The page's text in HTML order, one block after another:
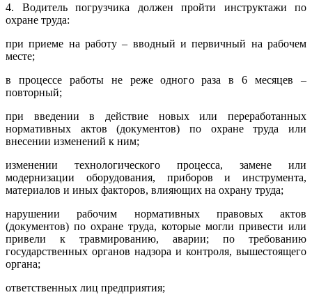
4. Водитель погрузчика должен пройти инструктажи по
охране труда:
при приеме на работу – вводный и первичный на рабочем
месте;
в процессе работы не реже одного раза в 6 месяцев –
повторный;
при введении в действие новых или переработанных
нормативных актов (документов) по охране труда или
внесении изменений к ним;
изменении технологического процесса, замене или
модернизации оборудования, приборов и инструмента,
материалов и иных факторов, влияющих на охрану труда;
нарушении рабочим нормативных правовых актов
(документов) по охране труда, которые могли привести или
привели к травмированию, аварии; по требованию
государственных органов надзора и контроля, вышестоящего
органа;
ответственных лиц предприятия;